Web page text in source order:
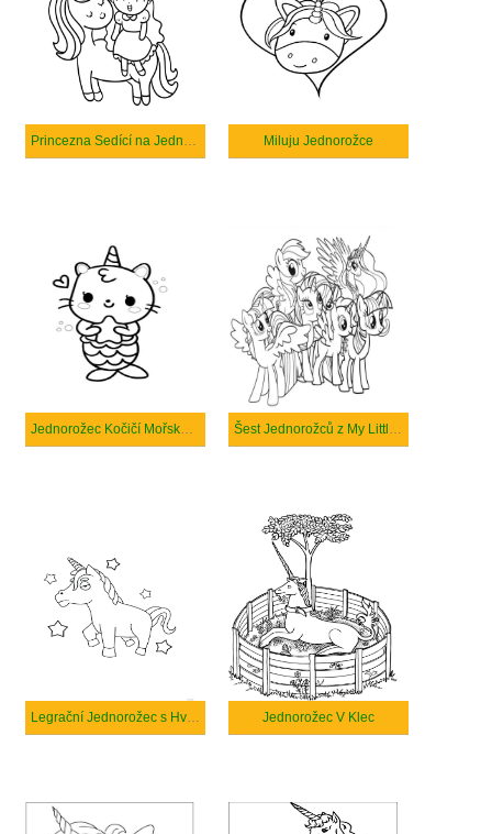
Princezna Sedící na Jednorožci Miluju Jednorožce
Jednorožec Kočičí Mořská Panna Šest Jednorožců z My Little Pony
Legrační Jednorožec s Hvězdami Jednorožec V Klec